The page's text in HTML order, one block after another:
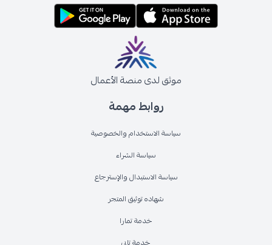
روابط مهمة
سياسة الاستخدام والخصوصية
سياسة الشراء
سياسة الاستبدال والإسترجاع
شهاده توثيق المتجر
خدمة تمارا
موثق لدى منصة الأعمال